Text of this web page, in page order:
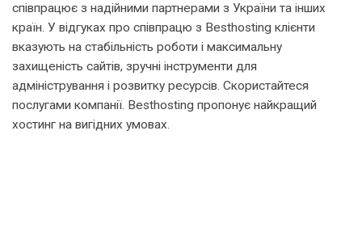
співпрацює з надійними партнерами з України та інших
країн. У відгуках про співпрацю з Веsthosting клієнти
вказують на стабільність роботи і максимальну
захищеність сайтів, зручні інструменти для
адміністрування і розвитку ресурсів. Скористайтеся
послугами компанії. Веsthosting пропонує найкращий
хостинг на вигідних умовах.